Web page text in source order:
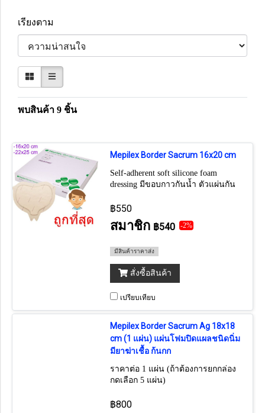
เรียงตาม
พบสินค้า 9 ชิ้น
Mepilex Border Sacrum 16x20 cm
Self-adherent soft silicone foam
dressing มีขอบกาวกันน้ำ ตัวแผ่นกัน
(ราคาต่อ 1 แผ่น) (1กล่อง มี 5 แผ่น)
฿550
สมาชิก ฿540 -2%
มีสินค้าราคาส่ง
สั่งซื้อสินค้า
เปรียบเทียบ
Mepilex Border Sacrum Ag 18x18
cm (1 แผ่น) แผ่นโฟมปิดแผลชนิดนิ่ม
มียาฆ่าเชื้อ ก้นกก
ราคาต่อ 1 แผ่น (ถ้าต้องการยกกล่อง
กดเลือก 5 แผ่น)
฿800